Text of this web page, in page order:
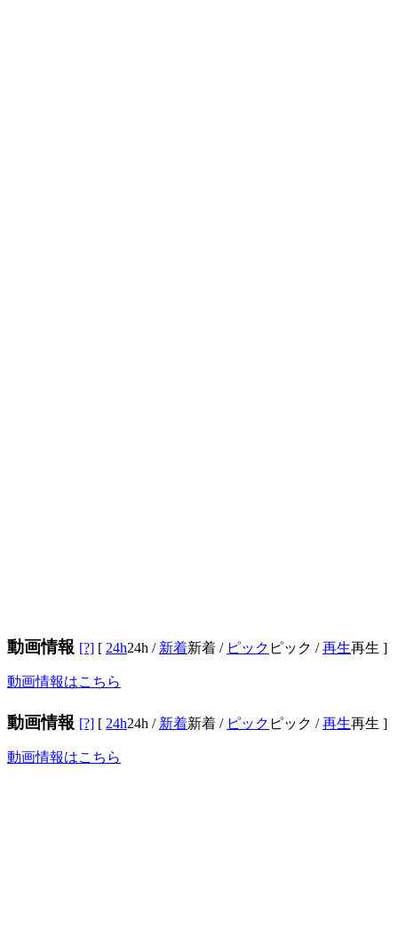
動画情報 [?] [ 24h24h / 新着新着 / ピック ピック /再生再生 ]
動画情報はこちら
動画情報 [?] [ 24h24h / 新着新着 / ピック ピック /再生再生 ]
動画情報はこちら